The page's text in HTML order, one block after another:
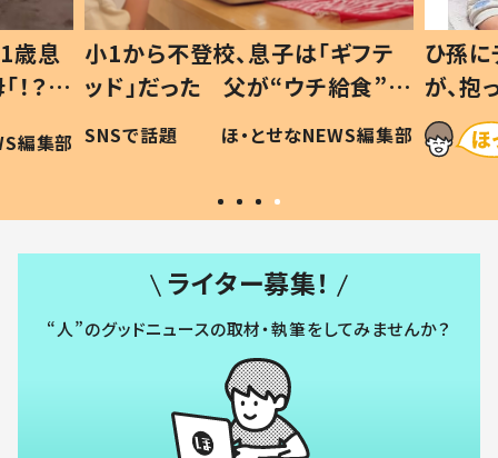
歳息
？」
編集部
小1から不登校、息子は「ギフテ
ッド」だった 父が“ウチ給食”を
作り続ける理由とは #令和の親
#令和の子
SNSで話題 ほ・とせなNEWS編集部
ひ孫
が、
「涙が
い」
ライター募集！
“人”のグッドニュースの取材・執筆をしてみませんか？